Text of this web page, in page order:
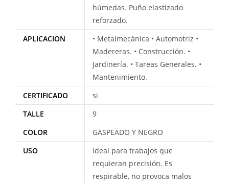
húmedas. Puño elastizado
reforzado.
APLICACION
• Metalmecánica • Automotriz •
Madereras. • Construcción. •
Jardinería. • Tareas Generales. •
Mantenimiento.
CERTIFICADO
si
TALLE
9
COLOR
GASPEADO Y NEGRO
USO
Ideal para trabajos que
requieran precisión. Es
respirable, no provoca malos